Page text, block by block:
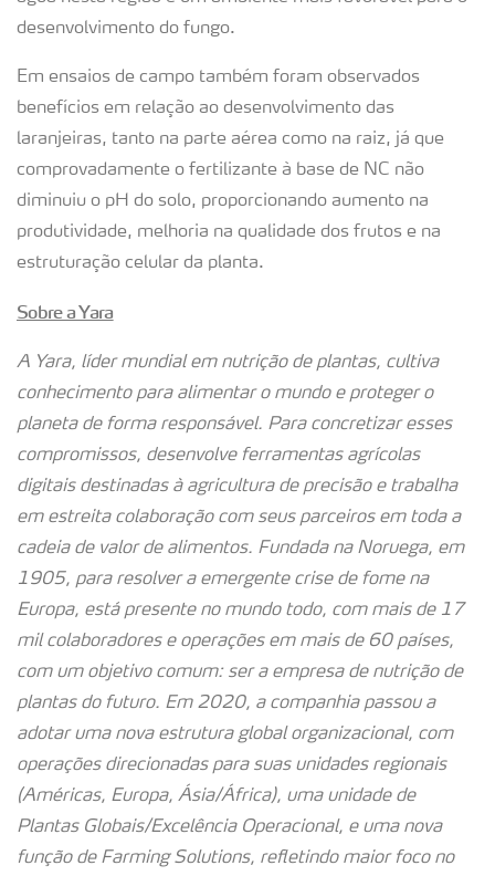
desenvolvimento do fungo.
Em ensaios de campo também foram observados
benefícios em relação ao desenvolvimento das
laranjeiras, tanto na parte aérea como na raiz, já que
comprovadamente o fertilizante à base de NC não
diminuiu o pH do solo, proporcionando aumento na
produtividade, melhoria na qualidade dos frutos e na
estruturação celular da planta.
Sobre a Yara
A Yara, líder mundial em nutrição de plantas, cultiva
conhecimento para alimentar o mundo e proteger o
planeta de forma responsável. Para concretizar esses
compromissos, desenvolve ferramentas agrícolas
digitais destinadas à agricultura de precisão e trabalha
em estreita colaboração com seus parceiros em toda a
cadeia de valor de alimentos. Fundada na Noruega, em
1905, para resolver a emergente crise de fome na
Europa, está presente no mundo todo, com mais de 17
mil colaboradores e operações em mais de 60 países,
com um objetivo comum: ser a empresa de nutrição de
plantas do futuro. Em 2020, a companhia passou a
adotar uma nova estrutura global organizacional, com
operações direcionadas para suas unidades regionais
(Américas, Europa, Ásia/África), uma unidade de
Plantas Globais/Excelência Operacional, e uma nova
função de Farming Solutions, refletindo maior foco no